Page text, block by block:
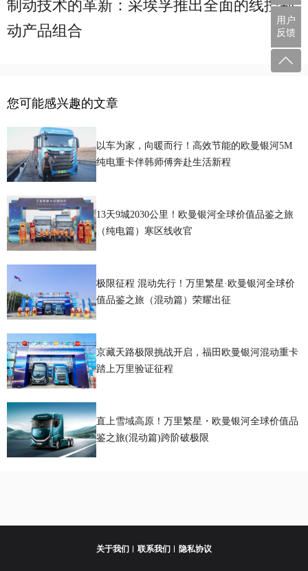
制动技术的革新：采埃孚推出全面的线控制
动产品组合
您可能感兴趣的文章
以车为家，向暖而行！高效节能的欧曼银河5M
纯电重卡伴韩师傅奔赴生活新程
13天9城2030公里！欧曼银河全球价值品鉴之旅
（纯电篇）寒区线收官
极限征程 混动先行！万里繁星·欧曼银河全球价
值品鉴之旅（混动篇）荣耀出征
京藏天路极限挑战开启，福田欧曼银河混动重卡
踏上万里验证征程
直上雪域高原！万里繁星・欧曼银河全球价值品
鉴之旅(混动篇)跨阶破极限
用户
反馈
关于我们 联系我们 隐私协议